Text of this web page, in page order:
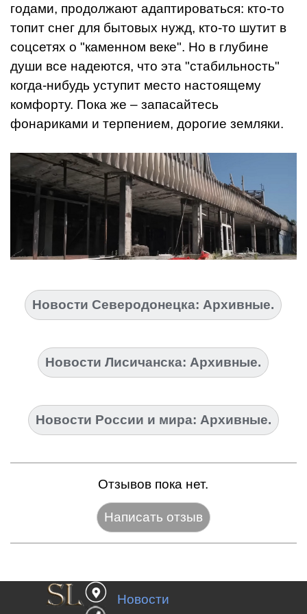
годами, продолжают адаптироваться: кто-то
топит снег для бытовых нужд, кто-то шутит в
соцсетях о "каменном веке". Но в глубине
души все надеются, что эта "стабильность"
когда-нибудь уступит место настоящему
комфорту. Пока же – запасайтесь
фонариками и терпением, дорогие земляки.
Новости Северодонецка: Архивные.
Новости Лисичанска: Архивные.
Новости России и мира: Архивные.
Отзывов пока нет.
Новости